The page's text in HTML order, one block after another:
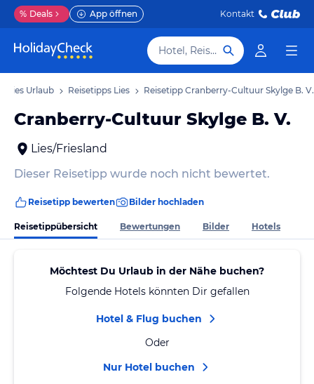
% Deals App öffnen Kontakt
Hotel, Reiseziel
Lies Urlaub Reisetipps Lies Reisetipp Cranberry-Cultuur Skylge B. V.
Cranberry-Cultuur Skylge B. V.
Lies/Friesland
Dieser Reisetipp wurde noch nicht bewertet.
Reisetipp bewerten Bilder hochladen
Reisetippübersicht Bewertungen Bilder Hotels
Möchtest Du Urlaub in der Nähe buchen?
Folgende Hotels könnten Dir gefallen
Hotel & Flug buchen
Oder
Nur Hotel buchen